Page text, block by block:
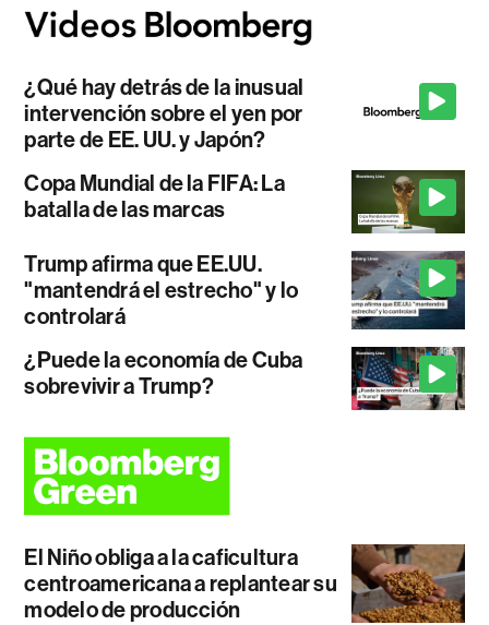
¿Qué hay detrás de la inusual
intervención sobre el yen por
parte de EE. UU. y Japón?
Copa Mundial de la FIFA: La
batalla de las marcas
Trump afirma que EE.UU.
"mantendrá el estrecho" y lo
controlará
¿Puede la economía de Cuba
sobrevivir a Trump?
El Niño obliga a la caficultura
centroamericana a replantear su
modelo de producción